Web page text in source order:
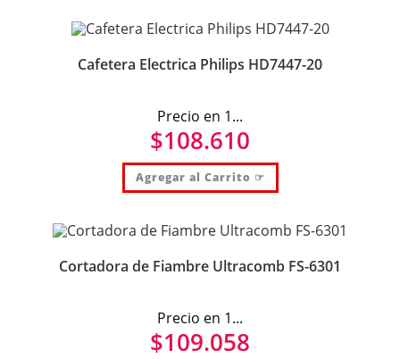
Cafetera Electrica Philips HD7447-20
Precio en 1...
$108.610
Agregar al Carrito ☞
Cortadora de Fiambre Ultracomb FS-6301
Precio en 1...
$109.058